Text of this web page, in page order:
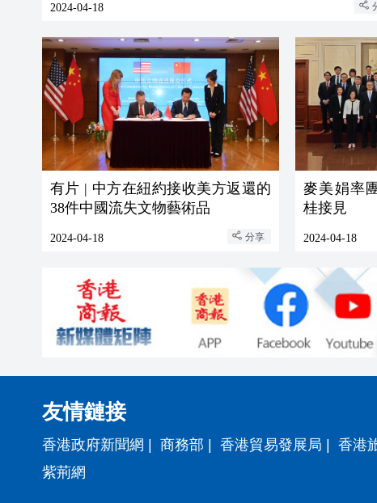
2024-04-18
有片 | 中方在紐約接收美方返還的
38件中國流失文物藝術品
2024-04-18 分享
麥美娟率
桂接見
2024-04-18
友情鏈接
香港政府新聞網 商務部 香港貿易發展局 香港
紫荊網